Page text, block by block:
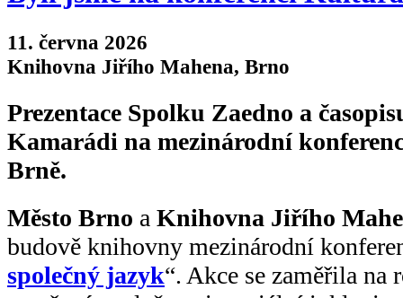
11. června 2026
Knihovna Jiřího Mahena, Brno
Prezentace Spolku Zaedno a
Kamarádi na mezinárodní
Brně.
Město Brno a Knihovna Jiřího
budově knihovny mezinárodní
společný jazyk“. Akce se zaměřila